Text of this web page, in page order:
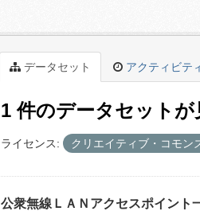
データセット アクティビテ
1 件のデータセット
ライセンス: クリエイティブ・コモン
公衆無線ＬＡＮアクセスポイント